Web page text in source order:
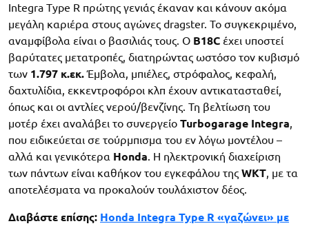
Integra Type R πρώτης γενιάς έκαναν και κάνουν ακόμα
μεγάλη καριέρα στους αγώνες dragster. Το συγκεκριμένο,
αναμφίβολα είναι ο βασιλιάς τους. Ο B18C έχει υποστεί
βαρύτατες μετατροπές, διατηρώντας ωστόσο τον κυβισμό
των 1.797 κ.εκ.Έμβολα, μπιέλες, στρόφαλος, κεφαλή,
δαχτυλίδια, εκκεντροφόροι κλπ έχουν αντικατασταθεί,
όπως και οι αντλίες νερού/βενζίνης. Τη βελτίωση του
μοτέρ έχει αναλάβει το συνεργείο Turbogarage Integra,
που ειδικεύεται σε τούρμπισμα του εν λόγω μοντέλου –
αλλά και γενικότερα Honda. Η ηλεκτρονική διαχείριση
των πάντων είναι καθήκον του εγκεφάλου της WKT, με τα
αποτελέσματα να προκαλούν τουλάχιστον δέος.
Διαβάστε επίσης: Honda Integra Type R «γαζώνει» με